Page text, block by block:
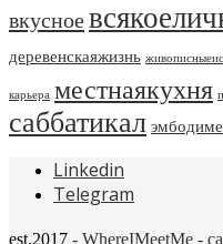
вкусное
деревенскаяжизнь
карьера местнаякухня
саббатикал
Linkedin
Telegram
est.2017 - WhereIMeetMe -